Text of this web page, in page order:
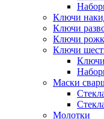
Ключи
Ключи
Ключи
Ключи
Маски
Молотки